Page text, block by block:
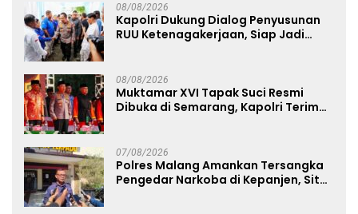
08/08/2026
Kapolri Dukung Dialog Penyusunan
RUU Ketenagakerjaan, Siap Jadi
08/08/2026
Muktamar XVI Tapak Suci Resmi
Dibuka di Semarang, Kapolri Terima
07/08/2026
Polres Malang Amankan Tersangka
Pengedar Narkoba di Kepanjen, Sita